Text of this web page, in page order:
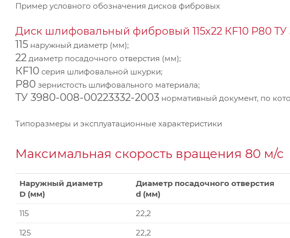
Пример условного обозначения дисков фибровых
Диск шлифовальный фибровый 115х22 КF10 P80 ТУ
115 наружный диаметр (мм);
22 диаметр посадочного отверстия (мм);
КF10 серия шлифовальной шкурки;
P80 зернистость шлифовального материала;
ТУ 3980-008-00223332-2003 нормативный документ, по
Типоразмеры и эксплуатационные характеристики
Максимальная скорость вращения 80 м/с
Наружный диаметр
D (мм)
Диаметр посадочного отверстия
d (мм)
115
22,2
125
22,2